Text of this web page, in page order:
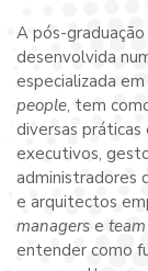
A pós-
desenvolvida
especializada
people, tem
diversas
executivos,
administradores
e arquitectos
managers e
entender como